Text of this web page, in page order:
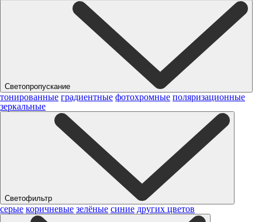
Светопропускание
тонированные градиентные фотохромные поляризационные
зеркальные
Светофильтр
серые коричневые зелёные синие других цветов